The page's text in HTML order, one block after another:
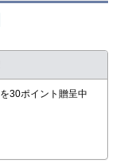
30ポイント贈呈中